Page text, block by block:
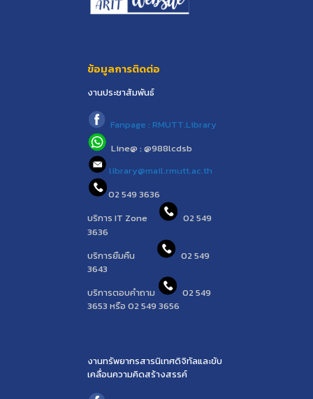
ข้อมูลการติดต่อ
งานประชาสัมพันธ์
Fanpage : RMUTT.Library
Line@ : @988lcdsb
library@mail.rmutt.ac.th
02 549 3636
บริการ IT Zone
02 549
3636
บริการยืมคืน
02 549
3643
บริการตอบคำถาม
02 549
3653 หรือ 02 549 3656
งานทรัพยากรสารนิเทศดิจิทัลและขับ
เคลื่อนความคิดสร้างสรรค์